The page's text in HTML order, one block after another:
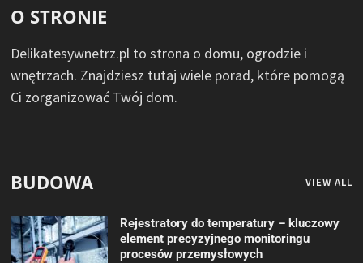
O STRONIE
Delikatesywnetrz.pl to strona o domu, ogrodzie i
wnętrzach. Znajdziesz tutaj wiele porad, które pomogą
Ci zorganizować Twój dom.
BUDOWA VIEW ALL
Rejestratory do temperatury – kluczowy
element precyzyjnego monitoringu
procesów przemysłowych